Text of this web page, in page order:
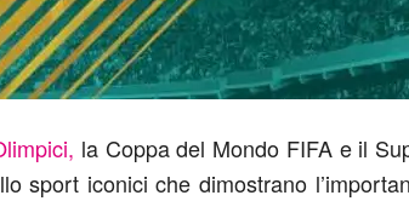
la Coppa del Mondo FIFA e il
sport iconici che dimostrano